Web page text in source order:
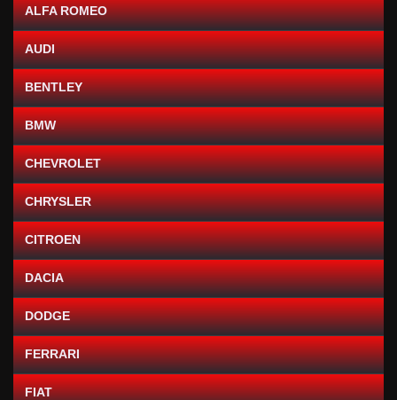
ALFA ROMEO
AUDI
BENTLEY
BMW
CHEVROLET
CHRYSLER
CITROEN
DACIA
DODGE
FERRARI
FIAT